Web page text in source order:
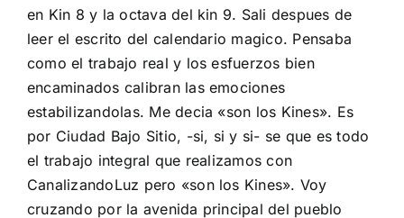
en Kin 8 y la octava del kin 9. Sali despues de
leer el escrito del calendario magico. Pensaba
como el trabajo real y los esfuerzos bien
encaminados calibran las emociones
estabilizandolas. Me decia «son los Kines». Es
por Ciudad Bajo Sitio, -si, si y si- se que es todo
el trabajo integral que realizamos con
CanalizandoLuz pero «son los Kines». Voy
cruzando por la avenida principal del pueblo